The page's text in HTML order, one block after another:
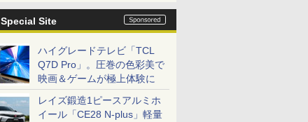
Special Site
ハイグレードテレビ「TCL
Q7D Pro」。圧巻の色彩美で
映画＆ゲームが極上体験に
レイズ鍛造1ピースアルミホ
イール「CE28 N-plus」軽量